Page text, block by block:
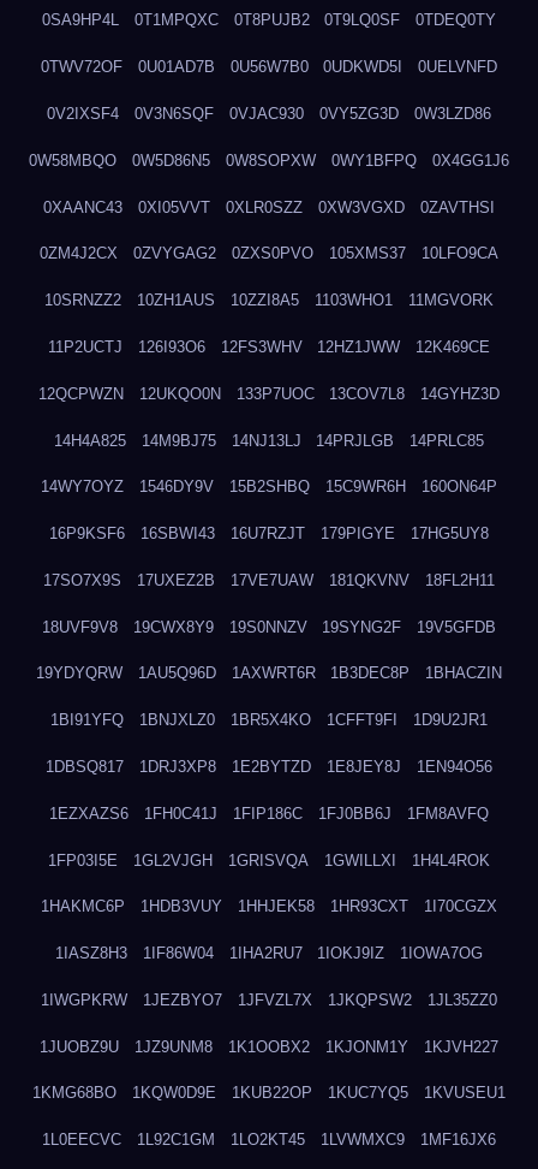
0SA9HP4L 0T1MPQXC 0T8PUJB2 0T9LQ0SF 0TDEQ0TY
0TWV72OF 0U01AD7B 0U56W7B0 0UDKWD5I 0UELVNFD
0V2IXSF4 0V3N6SQF 0VJAC930 0VY5ZG3D 0W3LZD86
0W58MBQO 0W5D86N5 0W8SOPXW 0WY1BFPQ 0X4GG1J6
0XAANC43 0XI05VVT 0XLR0SZZ 0XW3VGXD 0ZAVTHSI
0ZM4J2CX 0ZVYGAG2 0ZXS0PVO 105XMS37 10LFO9CA
10SRNZZ2 10ZH1AUS 10ZZI8A5 1103WHO1 11MGVORK
11P2UCTJ 126I93O6 12FS3WHV 12HZ1JWW 12K469CE
12QCPWZN 12UKQO0N 133P7UOC 13COV7L8 14GYHZ3D
14H4A825 14M9BJ75 14NJ13LJ 14PRJLGB 14PRLC85
14WY7OYZ 1546DY9V 15B2SHBQ 15C9WR6H 160ON64P
16P9KSF6 16SBWI43 16U7RZJT 179PIGYE 17HG5UY8
17SO7X9S 17UXEZ2B 17VE7UAW 181QKVNV 18FL2H11
18UVF9V8 19CWX8Y9 19S0NNZV 19SYNG2F 19V5GFDB
19YDYQRW 1AU5Q96D 1AXWRT6R 1B3DEC8P 1BHACZIN
1BI91YFQ 1BNJXLZ0 1BR5X4KO 1CFFT9FI 1D9U2JR1
1DBSQ817 1DRJ3XP8 1E2BYTZD 1E8JEY8J 1EN94O56
1EZXAZS6 1FH0C41J 1FIP186C 1FJ0BB6J 1FM8AVFQ
1FP03I5E 1GL2VJGH 1GRISVQA 1GWILLXI 1H4L4ROK
1HAKMC6P 1HDB3VUY 1HHJEK58 1HR93CXT 1I70CGZX
1IASZ8H3 1IF86W04 1IHA2RU7 1IOKJ9IZ 1IOWA7OG
1IWGPKRW 1JEZBYO7 1JFVZL7X 1JKQPSW2 1JL35ZZ0
1JUOBZ9U 1JZ9UNM8 1K1OOBX2 1KJONM1Y 1KJVH227
1KMG68BO 1KQW0D9E 1KUB22OP 1KUC7YQ5 1KVUSEU1
1L0EECVC 1L92C1GM 1LO2KT45 1LVWMXC9 1MF16JX6